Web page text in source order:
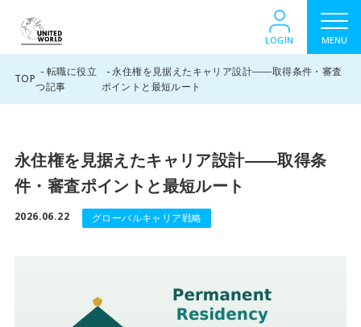
LOGIN MENU
TOP
転職に役立
つ記事
永住権を見据えたキャリア設計――取得条件・審査
ポイントと最短ルート
永住権を見据えたキャリア設計――取得条
件・審査ポイントと最短ルート
2026.06.22 グローバルキャリア戦略